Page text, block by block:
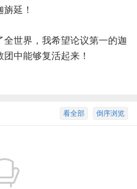
延！
世界，我希望论议第一的迦
中能够复活起来！
倒序浏览
看全部